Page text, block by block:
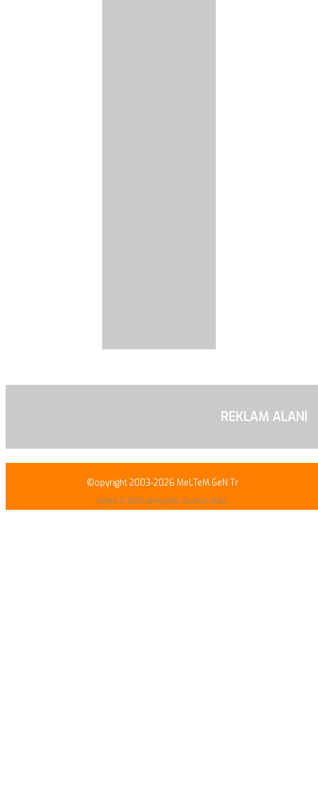
REKLAM ALANI
©opyright 2003-2026 MeLTeM.GeN.Tr
Sayfa 0.005 saniyede oluşturuldu.